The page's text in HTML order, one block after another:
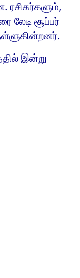
ரசிகர்களும்,
லேடி சூப்பர்
இன்று